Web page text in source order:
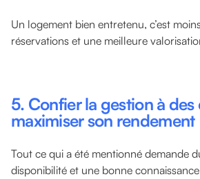
Un logement bien entretenu, c’est
réservations et une meilleure
5. Confier la gestion à
maximiser son rendement
Tout ce qui a été mentionné demande
disponibilité et une bonne